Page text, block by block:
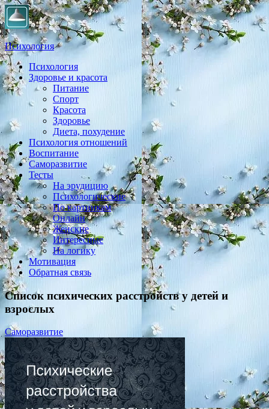
Психология
Практическая психология, личностный рост, экология,
здоровье, воспитание,
Психология
Здоровье и красота
Питание
Спорт
Красота
Здоровье
Диета, похудение
Психология отношений
Воспитание
Саморазвитие
Тесты
На эрудицию
Психологические
По картинкам
Онлайн
Женские
Интересные
На логику
Мотивация
Обратная связь
Список психических расстройств у детей и
взрослых
Саморазвитие